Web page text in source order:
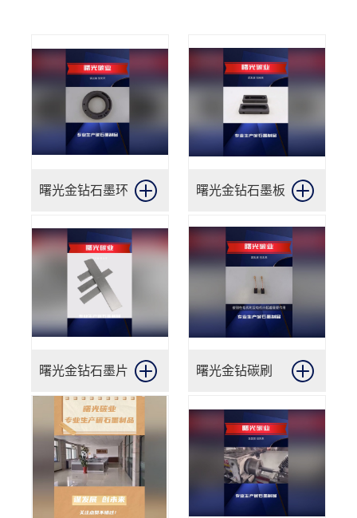
曙光金钻石墨环 曙光金钻石墨板
曙光金钻石墨片 曙光金钻碳刷